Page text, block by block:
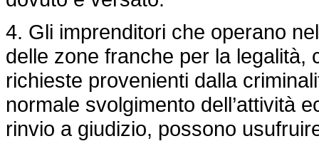
4. Gli imprenditori che operano
delle zone franche per la
richieste provenienti dalla
normale svolgimento dell’attività
rinvio a giudizio, possono